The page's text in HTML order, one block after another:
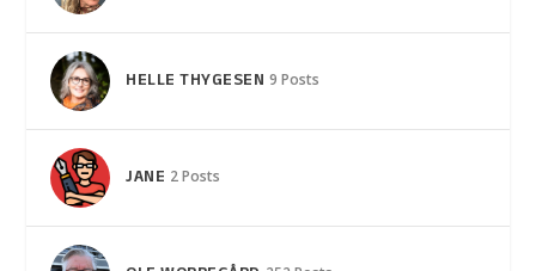
HELLE THYGESEN 9 Posts
JANE 2 Posts